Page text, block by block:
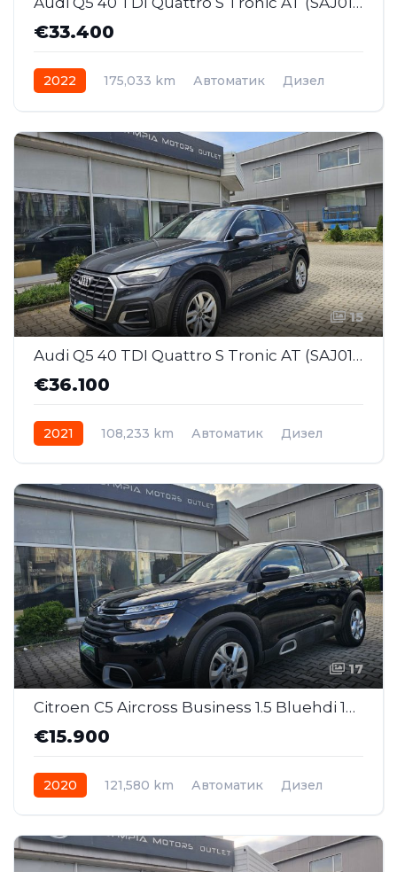
€33.400
2022 175,033 km Автоматик
Дизел
15
Audi Q5 40 TDI Quattro S Tronic AT (SAJ013)
€36.100
2021 108,233 km Автоматик Дизел
17
Citroen C5 Aircross Business 1.5 Bluehdi 130 ks AT (MMJ004)
€15.900
2020 121,580 km Автоматик Дизел